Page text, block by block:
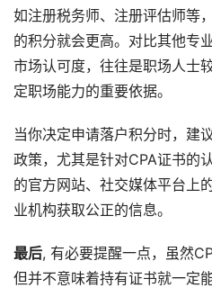
如注册税务师、注册评估师等
的积分就会更高。对比其他专
市场认可度，往往是职场人士
定职场能力的重要依据。
当你决定申请落户积分时，建
政策，尤其是针对CPA证书的
的官方网站、社交媒体平台上
业机构获取公正的信息。
最后, 有必要提醒一点，虽然
但并不意味着持有证书就一定